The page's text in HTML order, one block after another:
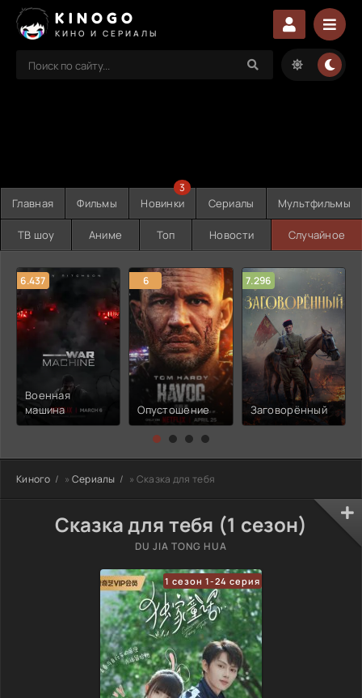
KINOGO
КИНО И СЕРИАЛЫ
Главная Фильмы Новинки
3
Сериалы Мультфильмы
ТВ шоу Аниме Топ Новости Случайное
6.437
Военная
машина
6
Опустошение
7.296
Заговорённый
Киного » Сериалы » Сказка для тебя
Сказка для тебя (1 сезон)
DU JIA TONG HUA
1 сезон 1-24 серия